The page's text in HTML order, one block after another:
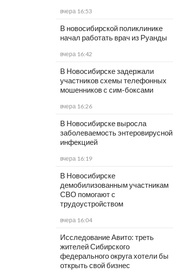
вчера 16:53
В новосибирской поликлинике
начал работать врач из Руанды
вчера 16:42
В Новосибирске задержали
участников схемы телефонных
мошенников с сим-боксами
вчера 16:26
В Новосибирске выросла
заболеваемость энтеровирусной
инфекцией
вчера 16:19
В Новосибирске
демобилизованным участникам
СВО помогают с
трудоустройством
вчера 16:04
Исследование Авито: треть
жителей Сибирского
федерального округа хотели бы
открыть свой бизнес